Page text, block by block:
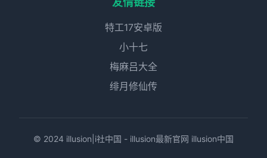
特工17安卓版
小十七
梅麻吕大全
绯月修仙传
© 2024 illusion|i社中国 - illusion最新官网 illusion中国